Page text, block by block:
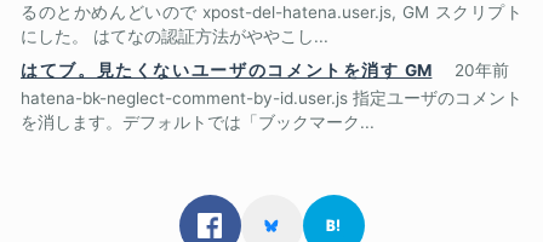
るのとかめんどいので xpost-del-hatena.user.js, GM スクリプト
にした。 はてなの認証方法がややこし...
はてブ。見たくないユーザのコメントを消す GM
20年前
hatena-bk-neglect-comment-by-id.user.js 指定ユーザのコメント
を消します。デフォルトでは「ブックマーク...